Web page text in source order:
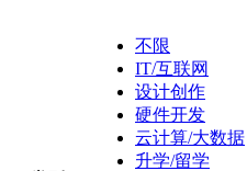
不限
IT/互联网
设计创作
硬件开发
云计算/大数据
升学/留学